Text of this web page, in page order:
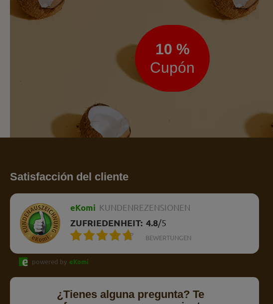
noticias
10 %
Cupón
Satisfacción del cliente
eKomi KUNDENREZENSIONEN
ZUFRIEDENHEIT: 4.8/5
BEWERTUNGEN
powered by eKomi
¿Tienes alguna pregunta? Te